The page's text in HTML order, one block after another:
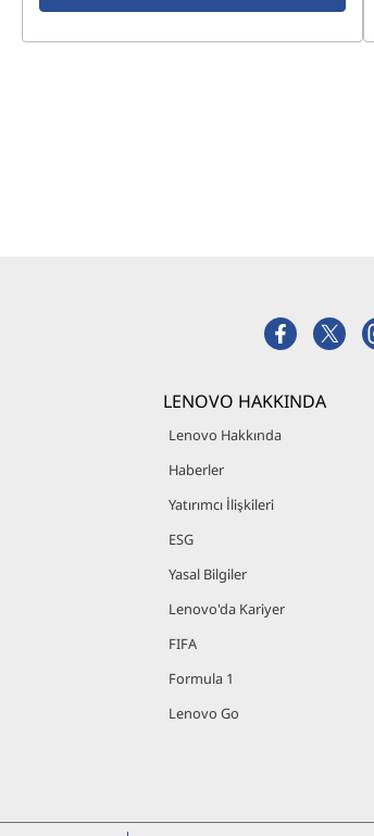
LENOVO HAKKINDA
Lenovo Hakkında
Haberler
Yatırımcı İlişkileri
ESG
Yasal Bilgiler
Lenovo'da Kariyer
FIFA
Formula 1
Lenovo Go